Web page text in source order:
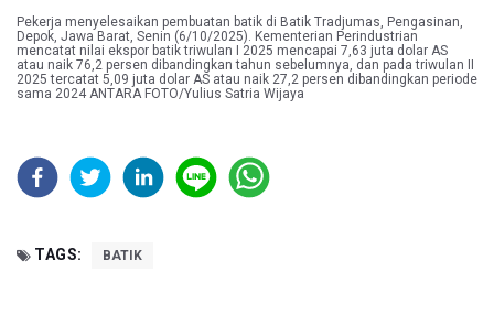
Pekerja menyelesaikan pembuatan batik di Batik Tradjumas, Pengasinan,
Depok, Jawa Barat, Senin (6/10/2025). Kementerian Perindustrian
mencatat nilai ekspor batik triwulan I 2025 mencapai 7,63 juta dolar AS
atau naik 76,2 persen dibandingkan tahun sebelumnya, dan pada triwulan II
2025 tercatat 5,09 juta dolar AS atau naik 27,2 persen dibandingkan periode
sama 2024 ANTARA FOTO/Yulius Satria Wijaya
TAGS: BATIK